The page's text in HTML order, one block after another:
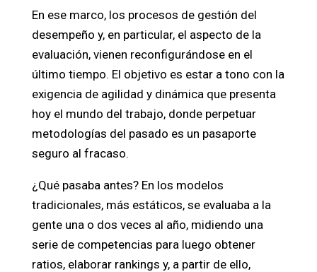
En ese marco, los procesos de gestión del
desempeño y, en particular, el aspecto de la
evaluación, vienen reconfigurándose en el
último tiempo. El objetivo es estar a tono con la
exigencia de agilidad y dinámica que presenta
hoy el mundo del trabajo, donde perpetuar
metodologías del pasado es un pasaporte
seguro al fracaso.
¿Qué pasaba antes? En los modelos
tradicionales, más estáticos, se evaluaba a la
gente una o dos veces al año, midiendo una
serie de competencias para luego obtener
ratios, elaborar rankings y, a partir de ello,